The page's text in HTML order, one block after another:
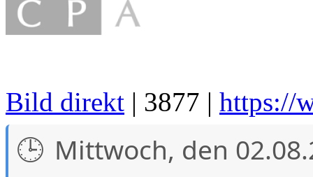
Bild direkt | 3877 | https://
Mittwoch, den